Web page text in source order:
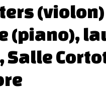
(piano),
Salle